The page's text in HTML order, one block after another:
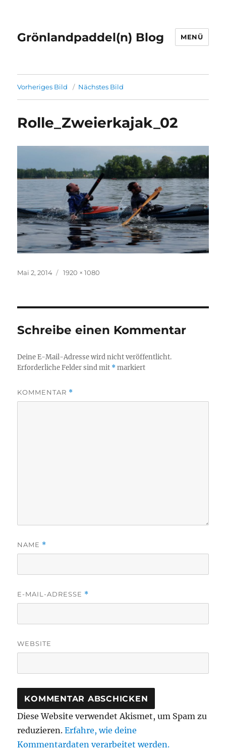
Grönlandpaddel(n) Blog MENÜ
Vorheriges Bild Nächstes Bild
Rolle_Zweierkajak_02
Veröffentlicht
Mai 2, 2014 Originalgröße
1920 × 1080
Schreibe einen Kommentar
Deine E-Mail-Adresse wird nicht veröffentlicht.
Erforderliche Felder sind mit *markiert
KOMMENTAR *
NAME *
E-MAIL-ADRESSE *
WEBSITE
Diese Website verwendet Akismet, um Spam zu
reduzieren.Erfahre, wie deine
Kommentardaten verarbeitet werden.